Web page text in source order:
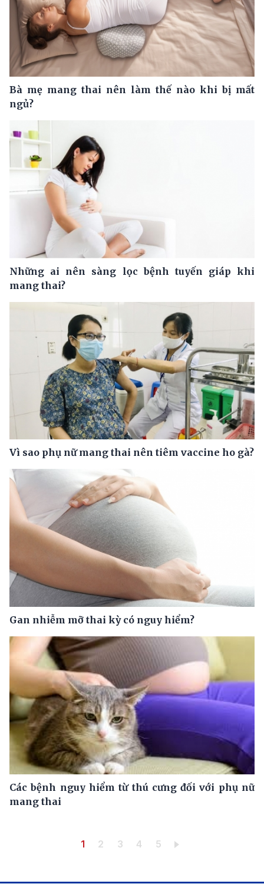
Bà mẹ mang thai nên làm thế nào khi bị mất
ngủ?
Những ai nên sàng lọc bệnh tuyến giáp khi
mang thai?
Vì sao phụ nữ mang thai nên tiêm vaccine ho gà?
Gan nhiễm mỡ thai kỳ có nguy hiểm?
Các bệnh nguy hiểm từ thú cưng đối với phụ nữ
mang thai
Trang hiện thời
1 Trang
2 Trang
3 Trang
4 Trang
5